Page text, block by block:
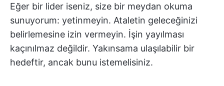
Eğer bir lider iseniz, size bir meydan okuma
sunuyorum: yetinmeyin. Ataletin geleceğinizi
belirlemesine izin vermeyin. İşin yayılması
kaçınılmaz değildir. Yakınsama ulaşılabilir bir
hedeftir, ancak bunu istemelisiniz.